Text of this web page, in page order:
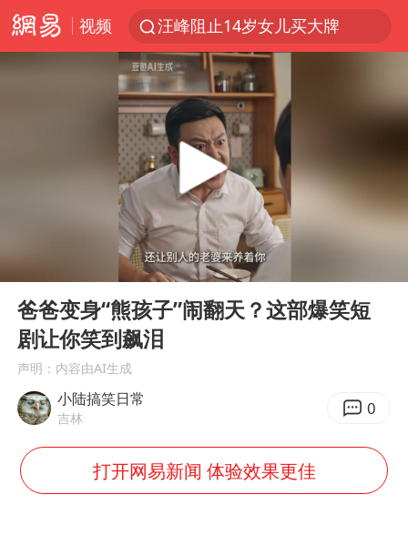
视频
汪峰阻止14岁女儿买大牌
改名后的“青海拉面”店
火把节震撼瞬间
公司“上四休三”但要降薪1000元
女子开一天一夜空调后二氧化碳中毒
四川宜宾市高县发生4.9级地震
粉笔教育发布“自曝式”公开信
OpenAI为免费用户升级GPT-5.6 Luna
“中国蔬菜之乡”最高温达41.8℃
Play
爸爸变身“熊孩子”闹翻天？这部爆笑短
剧让你笑到飙泪
声明：内容由AI生成
小陆搞笑日常
吉林 0
打开网易新闻 体验效果更佳